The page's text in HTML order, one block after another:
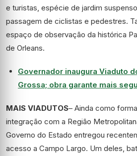
e turistas, espécie de jardim
passagem de ciclistas e pedestres.
espaço de observação da histórica
de Orleans.
Governador inaugura Viaduto
Grossa; obra garante mais
MAIS VIADUTOS– Ainda como
integração com a Região
Governo do Estado entregou
acesso a Campo Largo. Um deles,